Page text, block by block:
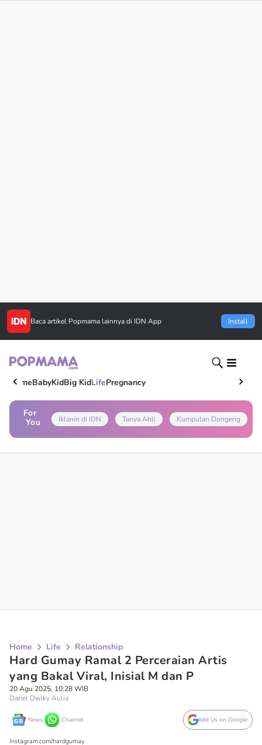
Baca artikel Popmama lainnya di IDN App Install
HomeBabyKidBig KidLifePregnancy
For
You
Iklanin di IDN Tanya Ahli Kumpulan Dongeng
Home Life Relationship
Hard Gumay Ramal 2 Perceraian Artis
yang Bakal Viral, Inisial M dan P
20 Agu 2025, 10:28 WIB
Dariel Dwiky Aulia
News Channel Add Us on Google
Instagram.com/hardgumay